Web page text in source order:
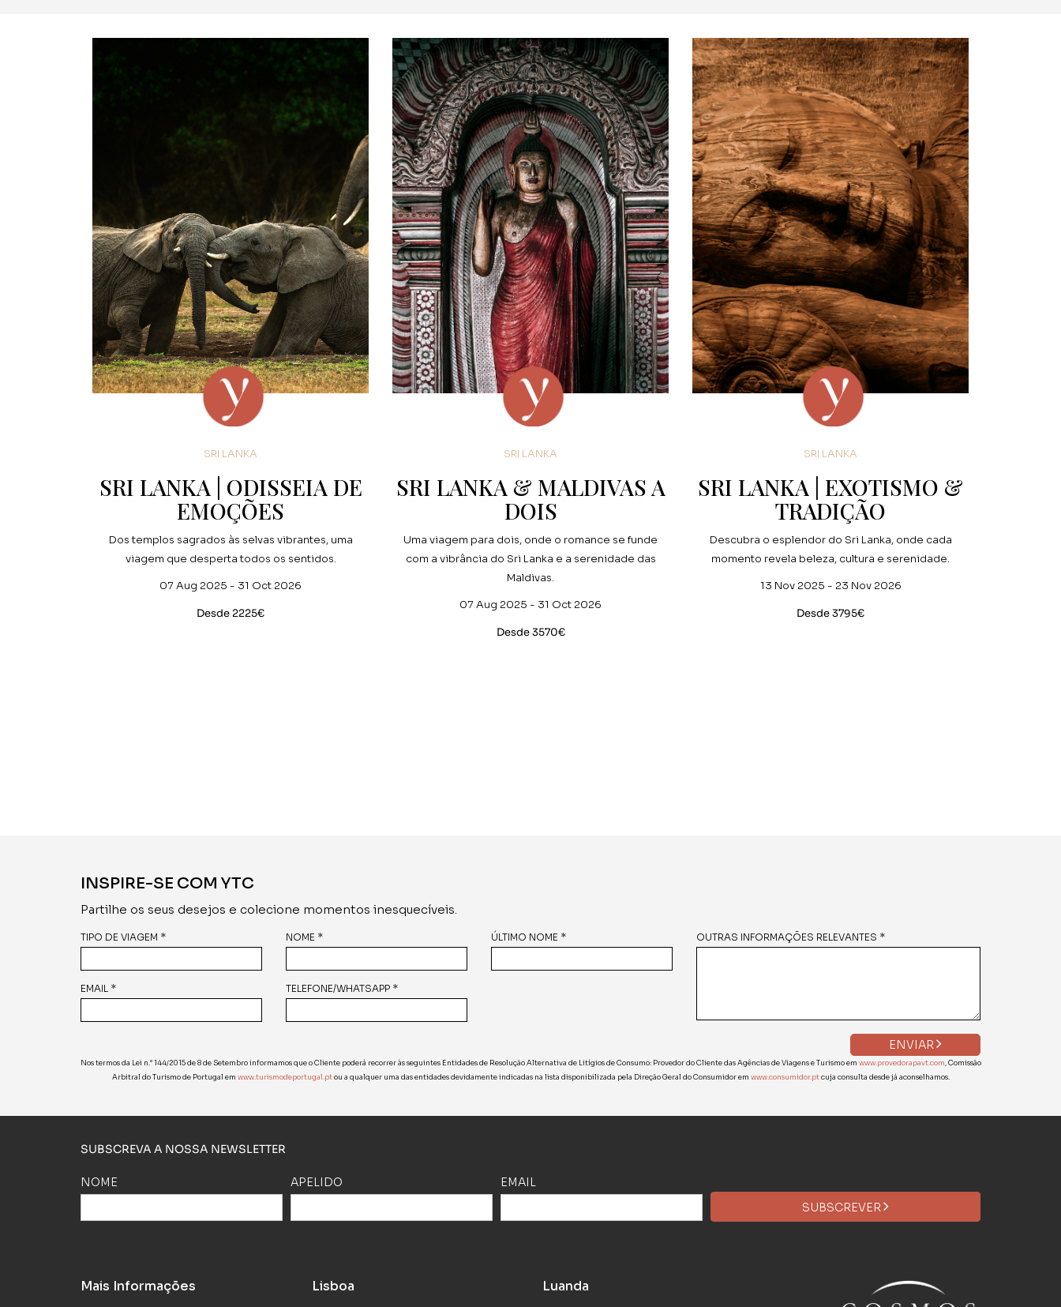
SRI LANKA
SRI LANKA | ODISSEIA DE
EMOÇÕES
Dos templos sagrados às selvas vibrantes, uma
viagem que desperta todos os sentidos.
07 Aug 2025 - 31 Oct 2026
Desde 2225€
SRI LANKA
SRI LANKA & MALDIVAS A
DOIS
Uma viagem para dois, onde o romance se funde
com a vibrância do Sri Lanka e a serenidade das
Maldivas.
07 Aug 2025 - 31 Oct 2026
Desde 3570€
SRI LANKA
SRI LANKA | EXOTISMO &
TRADIÇÃO
Descubra o esplendor do Sri Lanka, onde cada
momento revela beleza, cultura e serenidade.
13 Nov 2025 - 23 Nov 2026
Desde 3795€
INSPIRE-SE COM YTC
Partilhe os seus desejos e colecione momentos inesquecíveis.
TIPO DE VIAGEM * NOME * ÚLTIMO NOME *
EMAIL * TELEFONE/WHATSAPP *
OUTRAS INFORMAÇÕES RELEVANTES *
ENVIAR
Nos termos da Lei n.° 144/2015 de 8 de Setembro informamos que o Cliente poderá recorrer às seguintes Entidades de Resolução Alternativa de Litígios de Consumo: Provedor do Cliente das Agências de Viagens e Turismo em www.provedorapavt.com, Comissão
Arbitral do Turismo de Portugal em www.turismodeportugal.ptou a qualquer uma das entidades devidamente indicadas na lista disponibilizada pela Direção Geral do Consumidor em www.consumidor.ptcuja consulta desde já aconselhamos.
SUBSCREVA A NOSSA NEWSLETTER
NOME APELIDO
EMAIL
SUBSCREVER
Mais Informações Lisboa Luanda